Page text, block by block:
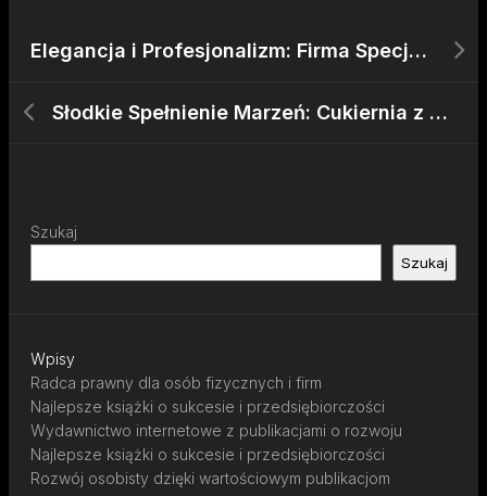
Elegancja i Profesjonalizm: Firma Specjalizująca się w Wyjątkowych Wydarzeniach
Słodkie Spełnienie Marzeń: Cukiernia z Dostawą w Krakowie
Szukaj
Szukaj
Wpisy
Radca prawny dla osób fizycznych i firm
Najlepsze książki o sukcesie i przedsiębiorczości
Wydawnictwo internetowe z publikacjami o rozwoju
Najlepsze książki o sukcesie i przedsiębiorczości
Rozwój osobisty dzięki wartościowym publikacjom